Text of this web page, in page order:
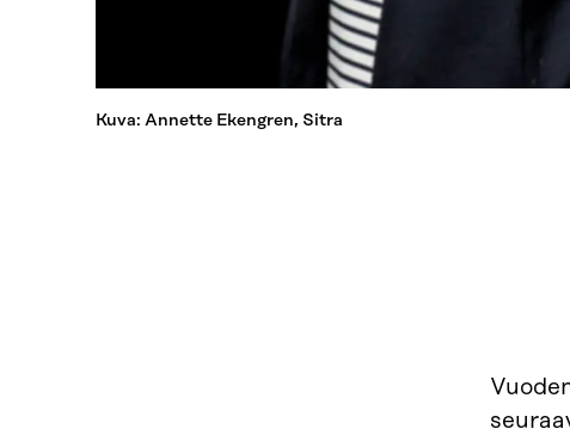
Kuva: Annette Ekengren, Sitra